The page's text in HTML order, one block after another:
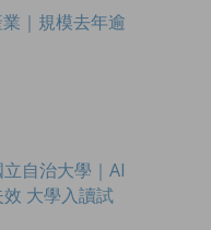
｜規模去年逾
自治大學｜AI
大學入讀試